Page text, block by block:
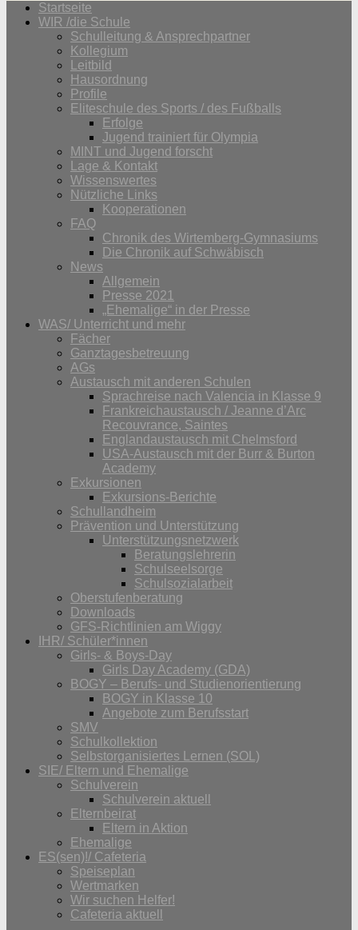
Startseite
WIR /die Schule
Schulleitung & Ansprechpartner
Kollegium
Leitbild
Hausordnung
Profile
Eliteschule des Sports / des Fußballs
Erfolge
Jugend trainiert für Olympia
MINT und Jugend forscht
Lage & Kontakt
Wissenswertes
Nützliche Links
Kooperationen
FAQ
Chronik des Wirtemberg-Gymnasiums
Die Chronik auf Schwäbisch
News
Allgemein
Presse 2021
„Ehemalige“ in der Presse
WAS/ Unterricht und mehr
Fächer
Ganztagesbetreuung
AGs
Austausch mit anderen Schulen
Sprachreise nach Valencia in Klasse 9
Frankreichaustausch / Jeanne d’Arc
Recouvrance, Saintes
Englandaustausch mit Chelmsford
USA-Austausch mit der Burr & Burton
Academy
Exkursionen
Exkursions-Berichte
Schullandheim
Prävention und Unterstützung
Unterstützungsnetzwerk
Beratungslehrerin
Schulseelsorge
Schulsozialarbeit
Oberstufenberatung
Downloads
GFS-Richtlinien am Wiggy
IHR/ Schüler*innen
Girls- & Boys-Day
Girls Day Academy (GDA)
BOGY – Berufs- und Studienorientierung
BOGY in Klasse 10
Angebote zum Berufsstart
SMV
Schulkollektion
Selbstorganisiertes Lernen (SOL)
SIE/ Eltern und Ehemalige
Schulverein
Schulverein aktuell
Elternbeirat
Eltern in Aktion
Ehemalige
ES(sen)!/ Cafeteria
Speiseplan
Wertmarken
Wir suchen Helfer!
Cafeteria aktuell